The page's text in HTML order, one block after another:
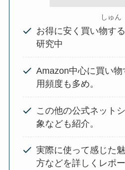
しゅん
お得に安く買い物す
研究中
Amazon中心に買い物
用頻度も多め。
この他の公式ネット
象なども紹介。
実際に使って感じた
方などを詳しくレポ